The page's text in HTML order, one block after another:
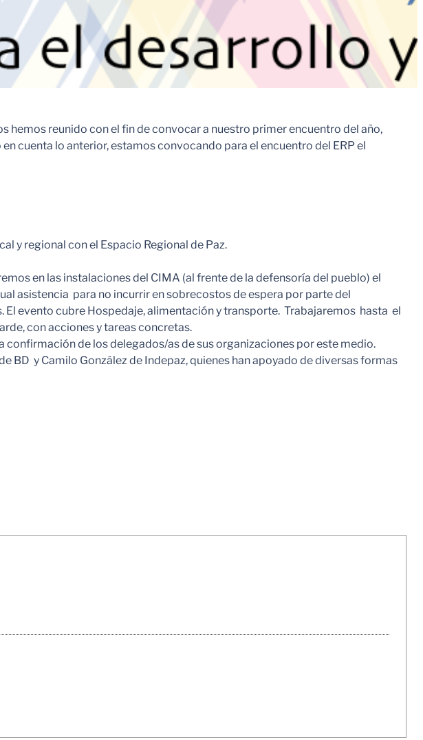
hemos reunido con el fin de convocar a nuestro primer encuentro del año,
cuenta lo anterior, estamos convocando para el encuentro del ERP el
y regional con el Espacio Regional de Paz.
en las instalaciones del CIMA (al frente de la defensoría del pueblo) el
asistencia para no incurrir en sobrecostos de espera por parte del
evento cubre Hospedaje, alimentación y transporte. Trabajaremos hasta el
con acciones y tareas concretas.
de los delegados/as de sus organizaciones por este medio.
BD y Camilo González de Indepaz, quienes han apoyado de diversas formas